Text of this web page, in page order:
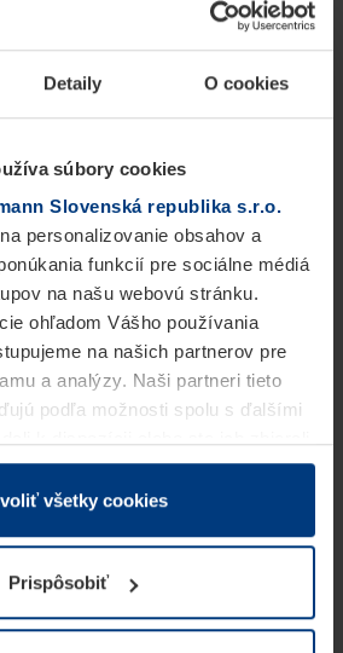
Detaily O cookies
súbory cookies
Slovenská republika s.r.o.
personalizovanie obsahov a
funkcií pre sociálne médiá
na našu webovú stránku.
ohľadom Vášho používania
na našich partnerov pre
a analýzy. Naši partneri tieto
podľa možnosti spolu s ďalšími
služieb.
môžeme cookies ukladať na Vašom
Pre všetky ostatné typy cookie
Vaše povolenie môžete
odvolať vo vysvetlení cookie
všetky cookies
Prispôsobiť